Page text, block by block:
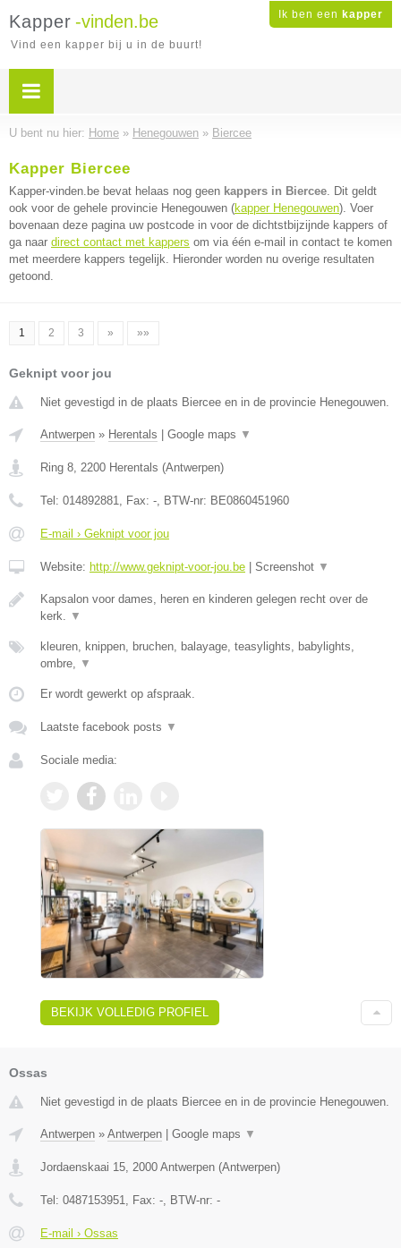
Ik ben een kapper
Kapper -vinden.be
Vind een kapper bij u in de buurt!
U bent nu hier: Home » Henegouwen » Biercee
Kapper Biercee
Kapper-vinden.be bevat helaas nog geen kappers in Biercee. Dit geldt
ook voor de gehele provincie Henegouwen (kapper Henegouwen). Voer
bovenaan deze pagina uw postcode in voor de dichtstbijzijnde kappers of
ga naar direct contact met kappers om via één e-mail in contact te komen
met meerdere kappers tegelijk. Hieronder worden nu overige resultaten
getoond.
1 2 3 » »»
Geknipt voor jou
Niet gevestigd in de plaats Biercee en in de provincie Henegouwen.
Antwerpen » Herentals Google maps ▼
Ring 8, 2200 Herentals (Antwerpen)
Tel: 014892881, Fax: -, BTW-nr: BE0860451960
E-mail › Geknipt voor jou
Website: http://www.geknipt-voor-jou.be Screenshot ▼
Kapsalon voor dames, heren en kinderen gelegen recht over de
kerk. ▼
kleuren, knippen, bruchen, balayage, teasylights, babylights,
ombre, ▼
Er wordt gewerkt op afspraak.
Laatste facebook posts ▼
Sociale media:
BEKIJK VOLLEDIG PROFIEL
Ossas
Niet gevestigd in de plaats Biercee en in de provincie Henegouwen.
Antwerpen » Antwerpen | Google maps ▼
Jordaenskaai 15 2000 Antwerpen (Antwerpen)
Tel: 0487153951 , Fax: - , BTW-nr: -
E-mail › Ossas